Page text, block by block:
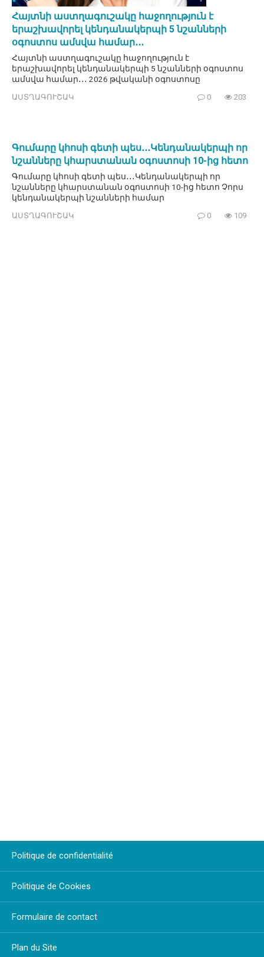
Հայտնի աստղագուշակը հաջողություն է
երաշխավորել կենդանակերպի 5 նշանների
օգոստոս ամսվա համար․․․
Հայտնի աստղագուշակը հաջողություն է
երաշխավորել կենդանակերպի 5 նշանների օգոստոս
ամսվա համար․․․ 2026 թվականի օգոստոսը
ԱՍՏՂԱԳՈՒՇԱԿ 0 203
Գումարը կհոսի գետի պես․․․Կենդանակերպի որ
նշանները կհարստանան օգոստոսի 10-ից հետո
Գումարը կհոսի գետի պես․․․Կենդանակերպի որ
նշանները կհարստանան օգոստոսի 10-ից հետո Չորս
կենդանակերպի նշանների համար
ԱՍՏՂԱԳՈՒՇԱԿ 0 109
Politique de confidentialité
Politique de Cookies
Formulaire de contact
Plan du Site